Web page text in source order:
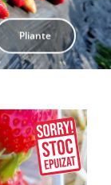
Pliante